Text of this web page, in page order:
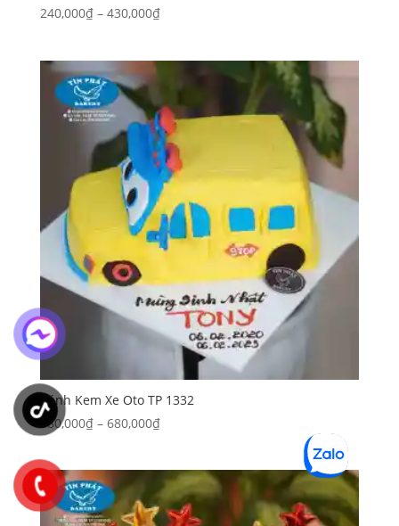
240,000₫ – 430,000₫Khoảng
430,000₫
Bánh Kem Xe Oto TP 1332
380,000₫ – 680,000₫Khoảng
380,000₫
đến